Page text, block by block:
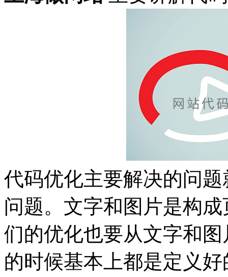
代码优化主要解决的问
问题。文字和图片是构
们的优化也要从文字和
的时候基本上都是定义